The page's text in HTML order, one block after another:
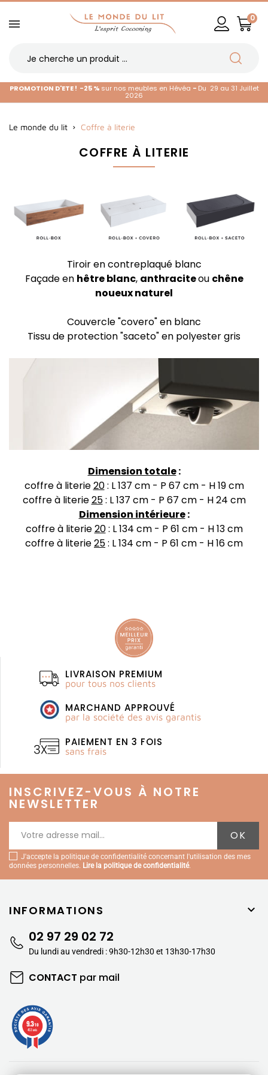
0
PROMOTION D'ETE ! -25 % sur nos meubles en Hévéa - Du 29 au 31 Juillet
2026
Le monde du lit Coffre à literie
COFFRE À LITERIE
Tiroir en contreplaqué blanc
Façade en hêtre blanc, anthraciteou chêne
noueux naturel
Couvercle "covero" en blanc
Tissu de protection "saceto" en polyester gris
Dimension totale:
coffre à literie20: L 137 cm - P 67 cm - H 19 cm
coffre à literie25: L 137 cm - P 67 cm - H 24 cm
Dimension intérieure:
coffre à literie20: L 134 cm - P 61 cm - H 13 cm
coffre à literie25: L 134 cm - P 61 cm - H 16 cm
LIVRAISON PREMIUM
pour tous nos clients
MARCHAND APPROUVÉ
par la société des avis garantis
PAIEMENT EN 3 FOIS
sans frais
INSCRIVEZ-VOUS À NOTRE
NEWSLETTER
J'accepte la politique de confidentialité concernant l'utilisation des mes
données personnelles. Lire la politique de confidentialité.
INFORMATIONS 
02 97 29 02 72
Du lundi au vendredi : 9h30-12h30 et 13h30-17h30
CONTACT par mail
9.3/10
453 avis